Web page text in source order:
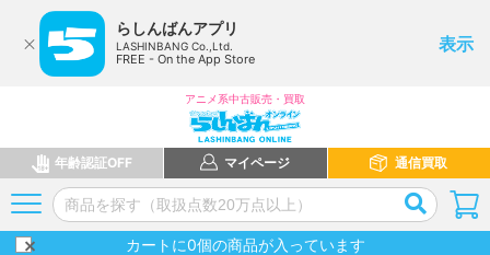
らしんばんアプリ
LASHINBANG Co.,Ltd.
FREE - On the App Store
表示
アニメ系中古販売・買取
年齢認証OFF マイページ 通信買取
カートに0個の商品が入っています